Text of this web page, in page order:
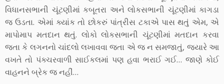
વિધાનસભાની ચૂંટણીમાં કબૂતરા અને લોકસભાની ચૂંટણીમાં કાગડા
જ ઉડતા. એમાં ક્યાંક તો છોકરું પાંત્રીસ ટકાએ પાસ થતું એમ, એ
માપોમાપ મતદાન થતું. લોકો લોકસભાની ચૂંટણીમાં મતદાન કરવા
જતા કે લગનનો ચાંદલો લખાવવા જતા એ જ ન સમજાતું, જ્યારે આ
વખતે તો પંક્ચરવાળી સાઈકલમાં પણ હવા ભરાઈ ગઈ… જાણે કોઈ
વાહનને બ્રેક જ નહીં…